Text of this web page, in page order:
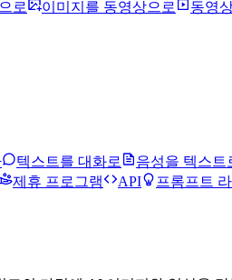
로 이미지를 동영상으로 동영
텍스트를 대화로
음성을 텍스트
제휴 프로그램 API
프롬프트